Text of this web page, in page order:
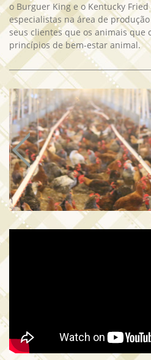
o Burguer King e o Kentucky
especialistas na área de
seus clientes que os animais que
princípios de bem-estar animal.